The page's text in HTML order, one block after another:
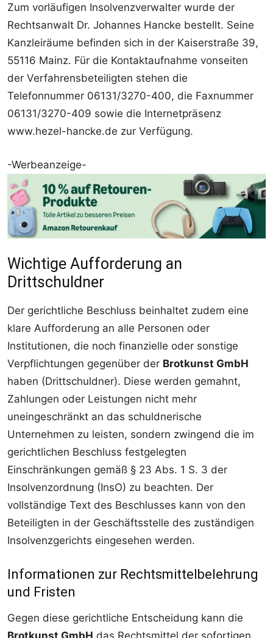
Zum vorläufigen Insolvenzverwalter wurde der
Rechtsanwalt Dr. Johannes Hancke bestellt. Seine
Kanzleiräume befinden sich in der Kaiserstraße 39,
55116 Mainz. Für die Kontaktaufnahme vonseiten
der Verfahrensbeteiligten stehen die
Telefonnummer 06131/3270-400, die Faxnummer
06131/3270-409 sowie die Internetpräsenz
www.hezel-hancke.de zur Verfügung.
-Werbeanzeige-
Wichtige Aufforderung an
Drittschuldner
Der gerichtliche Beschluss beinhaltet zudem eine
klare Aufforderung an alle Personen oder
Institutionen, die noch finanzielle oder sonstige
Verpflichtungen gegenüber der Brotkunst GmbH
haben (Drittschuldner). Diese werden gemahnt,
Zahlungen oder Leistungen nicht mehr
uneingeschränkt an das schuldnerische
Unternehmen zu leisten, sondern zwingend die im
gerichtlichen Beschluss festgelegten
Einschränkungen gemäß § 23 Abs. 1 S. 3 der
Insolvenzordnung (InsO) zu beachten. Der
vollständige Text des Beschlusses kann von den
Beteiligten in der Geschäftsstelle des zuständigen
Insolvenzgerichts eingesehen werden.
Informationen zur Rechtsmittelbelehrung
und Fristen
Gegen diese gerichtliche Entscheidung kann die
Brotkunst GmbH das Rechtsmittel der sofortigen